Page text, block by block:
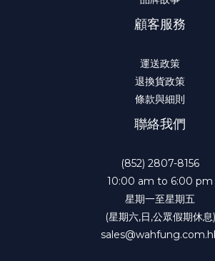
顧客服務
運送政策
退換貨政策
條款與細則
聯絡我們
(852) 2807-8156
10:00 am to 6:00 pm
星期一至星期五
(星期六,日,公眾假期休息)